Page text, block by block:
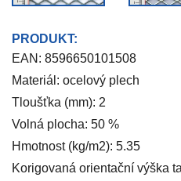
PRODUKT:
EAN: 8596650101508
Materiál: ocelový plech
Tloušťka (mm): 2
Volná plocha: 50 %
Hmotnost (kg/m2): 5.35
Korigovaná orientační výška